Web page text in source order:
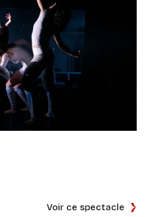
Voir ce spectacle